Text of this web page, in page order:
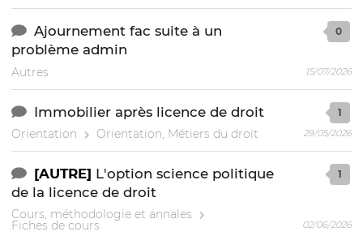
Ajournement fac suite à un
problème admin
Autres
0
15/07/2026
Immobilier après licence de droit
Orientation Orientation, Métiers du droit
1
29/05/2026
[AUTRE] L'option science politique
de la licence de droit
Cours, méthodologie et annales
Fiches de cours
1
02/06/2026